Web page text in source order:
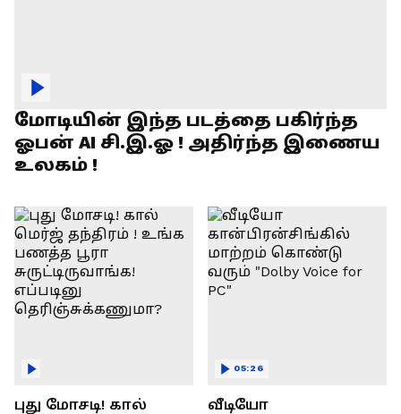
மோடியின் இந்த படத்தை பகிர்ந்த
ஓபன் AI சி.இ.ஓ ! அதிர்ந்த இணைய
உலகம் !
புது மோசடி! கால்
வீடியோ
05:26